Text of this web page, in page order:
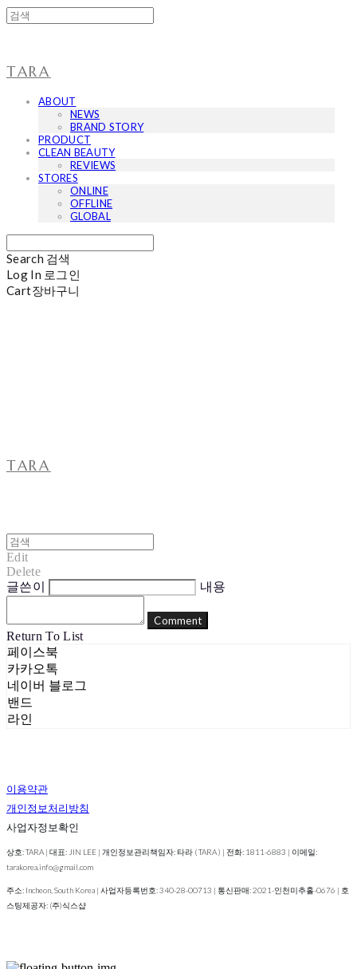
TARA
ABOUT
NEWS
BRAND STORY
PRODUCT
CLEAN BEAUTY
REVIEWS
STORES
ONLINE
OFFLINE
GLOBAL
Search 검색
Log In 로그인
Cart장바구니
TARA
Edit
Delete
글쓴이
내용
Comment
Return To List
페이스북
카카오톡
네이버 블로그
밴드
라인
이용약관
개인정보처리방침
사업자정보확인
상호: TARA | 대표: JIN LEE | 개인정보관리책임자: 타라 ( TARA ) | 전화: 1811-6883 | 이메일:
tarakorea.info@gmail.com
주소: Incheon, South Korea | 사업자등록번호:340-28-00713 | 통신판매:2021-인천미추홀-0676 | 호
스팅제공자: (주)식스샵